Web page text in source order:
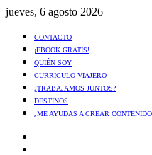
jueves, 6 agosto 2026
CONTACTO
¡EBOOK GRATIS!
QUIÉN SOY
CURRÍCULO VIAJERO
¿TRABAJAMOS JUNTOS?
DESTINOS
¿ME AYUDAS A CREAR